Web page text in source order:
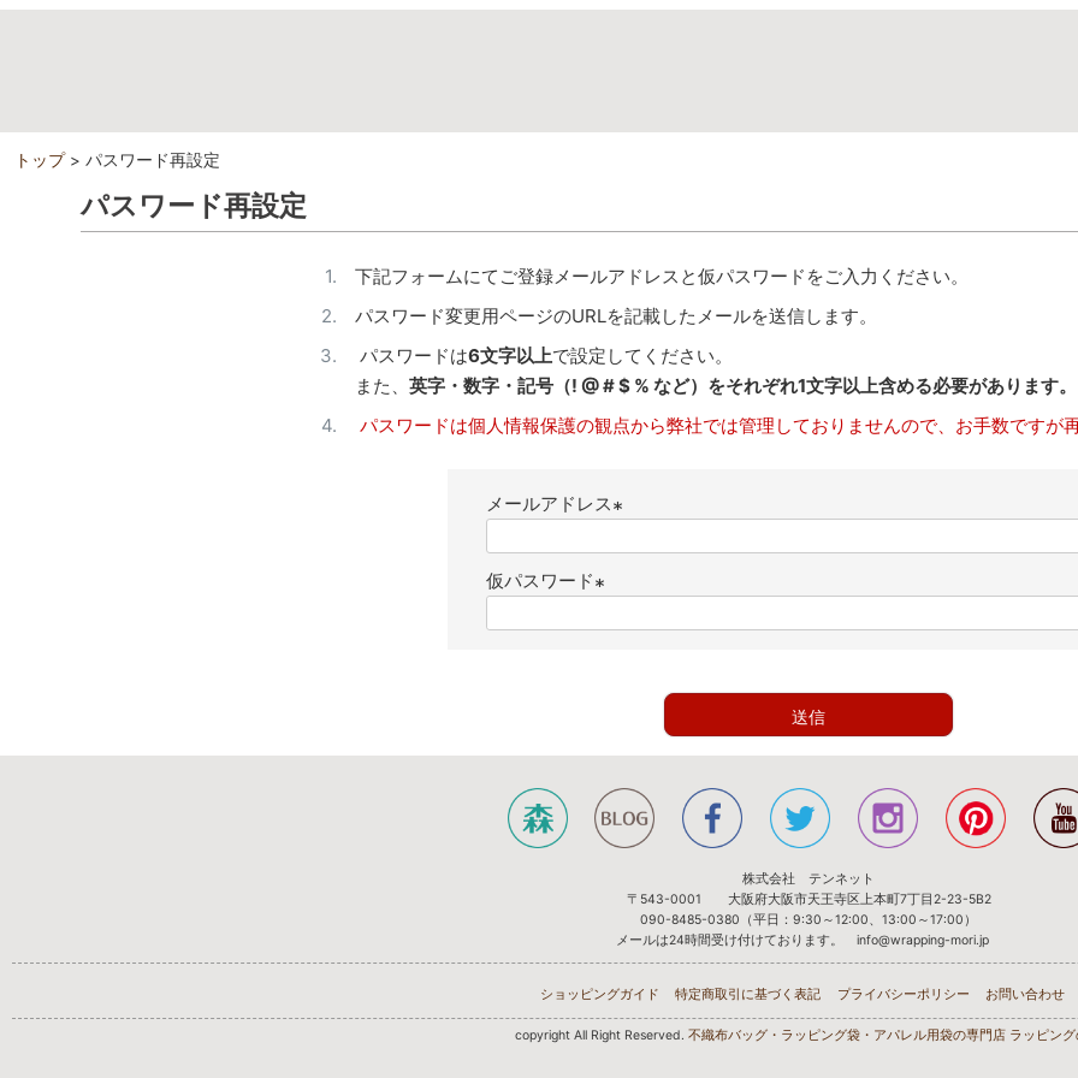
トップ パスワード再設定
パスワード再設定
下記フォームにてご登録メールアドレスと仮パスワードをご入力ください。
パスワード変更用ページのURLを記載したメールを送信します。
パスワードは6文字以上で設定してください。
また、 英字・数字・記号（! @ # $ % など）をそれぞれ1文字以上含める必要があります。
パスワードは個人情報保護の観点から弊社では管理しておりませんので、お手数ですが
メールアドレス
須
)
仮パスワード
送信
株式会社 テンネット
〒543-0001 大阪府大阪市天王寺区上本町7丁目2-23-5B2
090-8485-0380（平日：9:30～12:00、13:00～17:00）
メールは24時間受け付けております。 info@wrapping-mori.jp
ショッピングガイド 特定商取引に基づく表記 プライバシーポリシー お問い合わせ
copyright All Right Reserved. 不織布バッグ・ラッピング袋・アパレル用袋の専門店 ラッピン